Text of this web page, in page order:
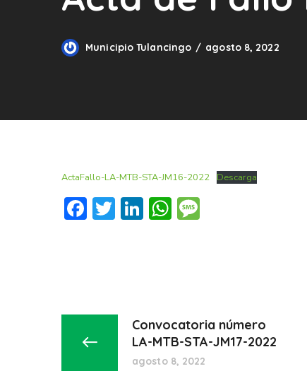
Municipio Tulancingo agosto 8, 2022
ActaFallo-LA-MTB-STA-JM16-2022 Descarga
Facebook
Twitter
LinkedIn
WhatsApp
Convocatoria número
LA-MTB-STA-JM17-2022
agosto 8, 2022